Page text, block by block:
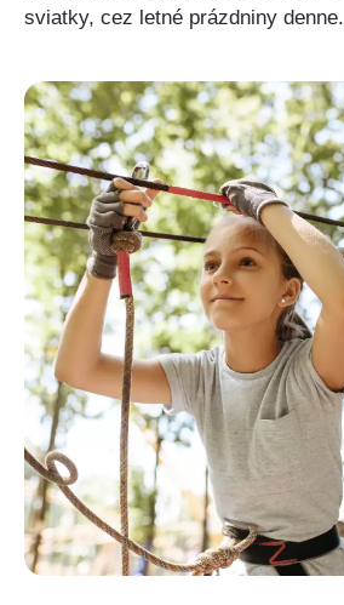
sviatky, cez letné prázdniny denne.